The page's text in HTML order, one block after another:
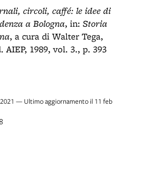
circoli, caffé: le idee di
a Bologna, in: Storia
, a cura di Walter Tega,
1989, vol. 3., p. 393
— Ultimo aggiornamento il 11 feb